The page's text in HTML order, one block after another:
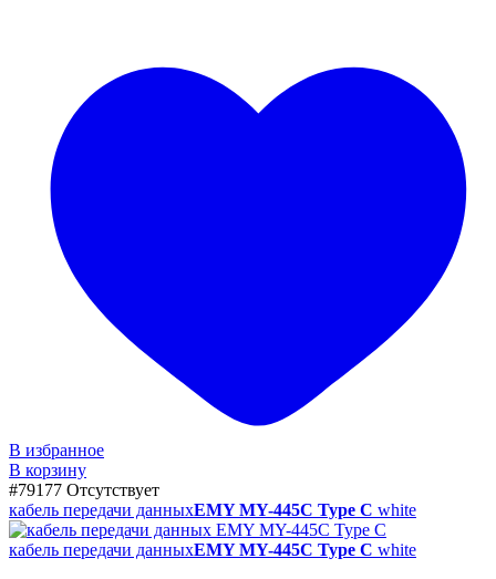
В избранное
В корзину
#79177 Отсутствует
кабель передачи данныхEMY MY-445C Type C white
кабель передачи данныхEMY MY-445C Type C white